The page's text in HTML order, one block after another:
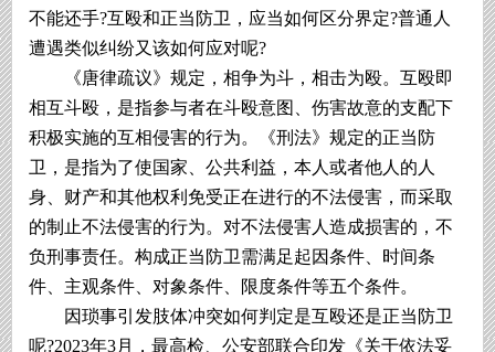
不能还手?互殴和正当防卫，应当如何区分界定?普通人
遭遇类似纠纷又该如何应对呢?
《唐律疏议》规定，相争为斗，相击为殴。互殴即
相互斗殴，是指参与者在斗殴意图、伤害故意的支配下
积极实施的互相侵害的行为。《刑法》规定的正当防
卫，是指为了使国家、公共利益，本人或者他人的人
身、财产和其他权利免受正在进行的不法侵害，而采取
的制止不法侵害的行为。对不法侵害人造成损害的，不
负刑事责任。构成正当防卫需满足起因条件、时间条
件、主观条件、对象条件、限度条件等五个条件。
因琐事引发肢体冲突如何判定是互殴还是正当防卫
呢?2023年3月，最高检、公安部联合印发《关于依法妥